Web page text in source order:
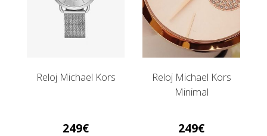
Reloj Michael Kors
249
Reloj Michael Kors
Minimal
249